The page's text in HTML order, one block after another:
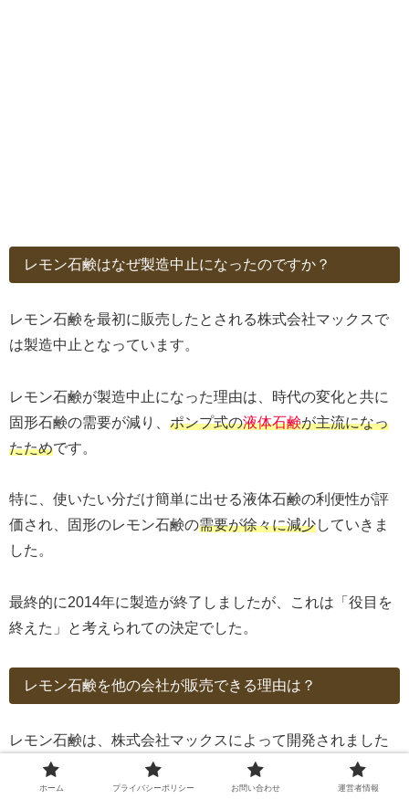
レモン石鹸はなぜ製造中止になったのですか？
レモン石鹸を最初に販売したとされる株式会社マックスで
は製造中止となっています。
レモン石鹸が製造中止になった理由は、時代の変化と共に
固形石鹸の需要が減り、 ポンプ式の液体石鹸が主流になっ
たためです。
特に、使いたい分だけ簡単に出せる液体石鹸の利便性が評
価され、固形のレモン石鹸の需要が徐々に減少していきま
した。
最終的に2014年に製造が終了しましたが、これは「役目を
終えた」と考えられての決定でした。
レモン石鹸を他の会社が販売できる理由は？
レモン石鹸は、株式会社マックスによって開発されました
商標 は取得していません でした。
ホーム プライバシーポリシー お問い合わせ 運営者情報